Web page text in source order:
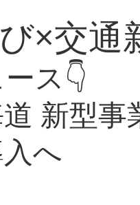
×交通
ス👇
新型
へ